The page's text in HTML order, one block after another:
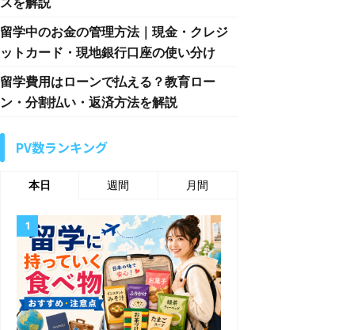
留学中のお金の管理方法｜現金・クレジ
ットカード・現地銀行口座の使い分け
留学費用はローンで払える？教育ロー
ン・分割払い・返済方法を解説
PV数ランキング
本日 週間 月間